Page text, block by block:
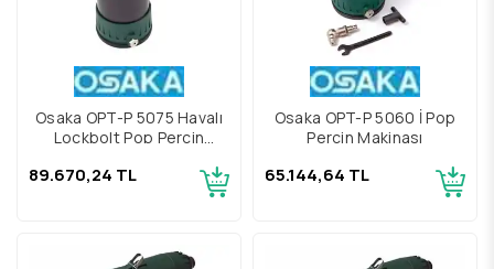
Osaka OPT-P 5075 Havalı
Lockbolt Pop Perçin
89.670,24 TL
Osaka OPT-P 5060 İ Pop
Perçin Makinası
65.144,64 TL